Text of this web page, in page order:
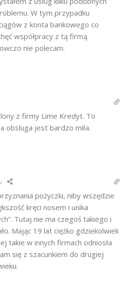
W tym przypadku
z konta bankowego co
współpracy z tą firmą.
nie polecam.
z firmy Lime Kredyt. To
obsluga jest bardzo miła.
pożyczki, niby wszędzie
kręci nosem i unika
Tutaj nie ma czegoś takiego i
Mając 19 lat ciężko gdziekolwiek
takie w innych firmach odniosła
się z szacunkiem do drugiej